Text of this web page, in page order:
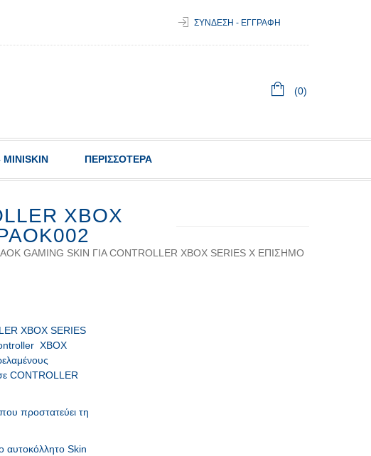
ΣΥΝΔΕΣΗ - ΕΓΓΡΑΦΗ
(0)
MINISKIN ΠΕΡΙΣΣΟΤΕΡΑ
XBOX
GAMING SKIN ΓΙΑ CONTROLLER XBOX SERIES X ΕΠIΣΗΜΟ
XBOX SERIES
XBOX
CONTROLLER
προστατεύει τη
αυτοκόλλητο Skin